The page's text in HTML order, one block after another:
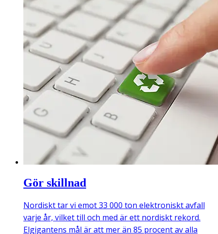
Gör skillnad
Nordiskt tar vi emot 33 000 ton elektroniskt avfall
varje år, vilket till och med är ett nordiskt rekord.
Elgigantens mål är att mer än 85 procent av alla